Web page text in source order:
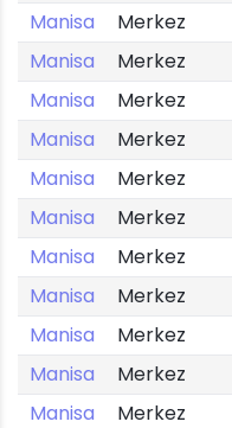
Manisa
Merkez
Manisa
Merkez
Manisa
Merkez
Manisa
Merkez
Manisa
Merkez
Manisa
Merkez
Manisa
Merkez
Manisa
Merkez
Manisa
Merkez
Manisa
Merkez
Manisa
Merkez